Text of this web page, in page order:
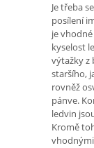
Je třeba
posílení
je
kyselost
výtažky z
staršího,
rovněž
pánve.
ledvin
Kromě